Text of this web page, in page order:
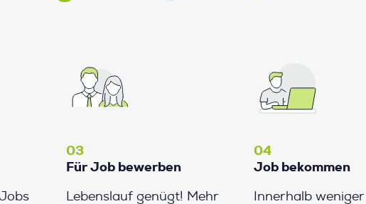
03
Für Job bewerben
Lebenslauf genügt! Mehr
04
Job bekommen
Innerhalb weniger